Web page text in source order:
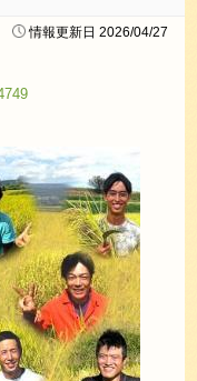
情報更新日 2026/04/27